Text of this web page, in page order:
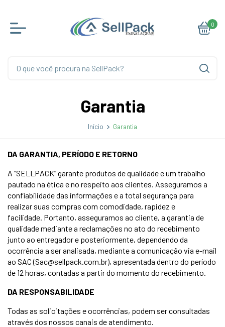
0
Garantia
Início Garantia
DA GARANTIA, PERÍODO E RETORNO
A “SELLPACK” garante produtos de qualidade e um trabalho
pautado na ética e no respeito aos clientes. Asseguramos a
confiabilidade das informações e a total segurança para
realizar suas compras com comodidade, rapidez e
facilidade. Portanto, asseguramos ao cliente, a garantia de
qualidade mediante a reclamações no ato do recebimento
junto ao entregador e posteriormente, dependendo da
ocorrência a ser analisada, mediante a comunicação via e-mail
ao SAC (Sac@sellpack.com.br), apresentada dentro do período
de 12 horas, contadas a partir do momento do recebimento.
DA RESPONSABILIDADE
Todas as solicitações e ocorrências, podem ser consultadas
através dos nossos canais de atendimento.